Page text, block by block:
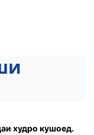
худро кушоед.